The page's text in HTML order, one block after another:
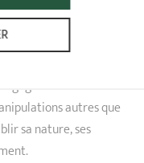
de rétractation,
ci-dessus.
du fait de la
autres que
sa nature, ses